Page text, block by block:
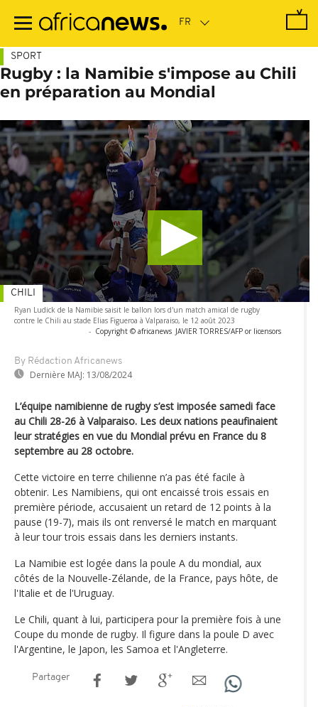
contenu
SPORT
Rugby : la Namibie s'impose au Chili
en préparation au Mondial
Ryan Ludick de la Namibie saisit le ballon lors d'un match amical de rugby
contre le Chili au stade Elias Figueroa à Valparaiso, le 12 août 2023
- Copyright © africanews JAVIER TORRES/AFP or licensors
By Rédaction Africanews
Dernière MAJ: 13/08/2024
CHILI
L’équipe namibienne de rugby s’est imposée samedi face
au Chili 28-26 à Valparaiso. Les deux nations peaufinaient
leur stratégies en vue du Mondial prévu en France du 8
septembre au 28 octobre.
Cette victoire en terre chilienne n’a pas été facile à
obtenir. Les Namibiens, qui ont encaissé trois essais en
première période, accusaient un retard de 12 points à la
pause (19-7), mais ils ont renversé le match en marquant
à leur tour trois essais dans les derniers instants.
La Namibie est logée dans la poule A du mondial, aux
côtés de la Nouvelle-Zélande, de la France, pays hôte, de
l'Italie et de l'Uruguay.
Le Chili, quant à lui, participera pour la première fois à une
Coupe du monde de rugby. Il figure dans la poule D avec
l'Argentine, le Japon, les Samoa et l'Angleterre.
Partager